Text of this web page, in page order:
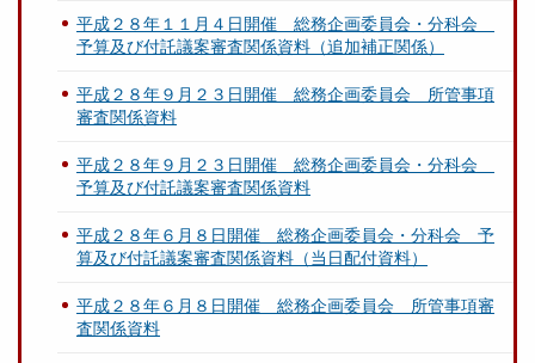
平成２８年１１月４日開催 総務企画委員会・分科会
予算及び付託議案審査関係資料（追加補正関係）
平成２８年９月２３日開催 総務企画委員会 所管事項
審査関係資料
平成２８年９月２３日開催 総務企画委員会・分科会
予算及び付託議案審査関係資料
平成２８年６月８日開催 総務企画委員会・分科会 予
算及び付託議案審査関係資料（当日配付資料）
平成２８年６月８日開催 総務企画委員会 所管事項審
査関係資料